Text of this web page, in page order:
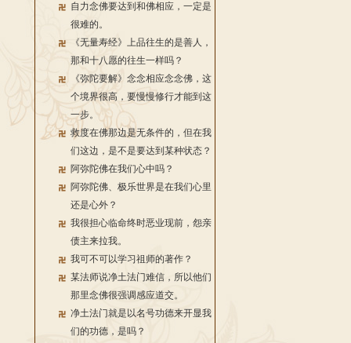
自力念佛要达到和佛相应，一定是
很难的。
《无量寿经》上品往生的是善人，
那和十八愿的往生一样吗？
《弥陀要解》念念相应念念佛，这
个境界很高，要慢慢修行才能到这
一步。
救度在佛那边是无条件的，但在我
们这边，是不是要达到某种状态？
阿弥陀佛在我们心中吗？
阿弥陀佛、极乐世界是在我们心里
还是心外？
我很担心临命终时恶业现前，怨亲
债主来拉我。
我可不可以学习祖师的著作？
某法师说净土法门难信，所以他们
那里念佛很强调感应道交。
净土法门就是以名号功德来开显我
们的功德，是吗？